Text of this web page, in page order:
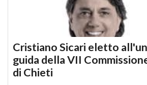
Cristiano Sicari eletto
guida della VII
di Chieti